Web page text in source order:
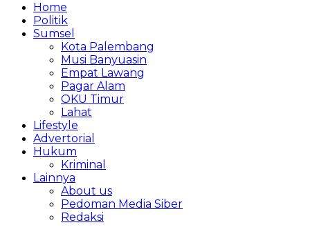
Home
Politik
Sumsel
Kota Palembang
Musi Banyuasin
Empat Lawang
Pagar Alam
OKU Timur
Lahat
Lifestyle
Advertorial
Hukum
Kriminal
Lainnya
About us
Pedoman Media Siber
Redaksi